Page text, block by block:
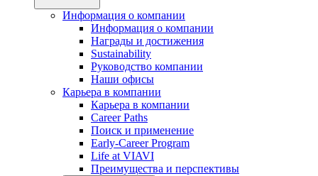
Информация о компании
Информация о компании
Награды и достижения
Sustainability
Руководство компании
Наши офисы
Карьера в компании
Карьера в компании
Career Paths
Поиск и применение
Early-Career Program
Life at VIAVI
Преимущества и перспективы